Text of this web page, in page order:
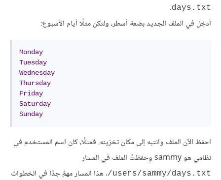
days.txt
.
أدخِل في الملف الجديد بضعة أسطر، ولتكن مثلًا أيام الأسبوع:
Monday
Tuesday
Wednesday
Thursday
Friday
Saturday
Sunday
احفظ الآن الملف وانتبه إلى مكان تخزينه. فمثلًا، كان اسم المستخدم في
نظامي هو sammy وحفظتُ الملف في المسار
‎/users/sammy/days.txt. هذا المسار مهمٌ جدًا في الخطوات